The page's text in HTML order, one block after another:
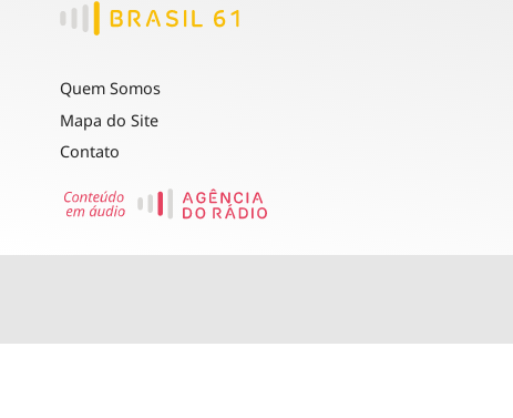
Quem Somos
Mapa do Site
Contato